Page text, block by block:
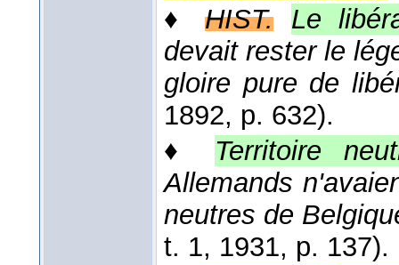
♦ HIST. Le
devait rester le
gloire pure de
1892, p. 632).
♦ Territoire
Allemands
neutres de
t. 1, 1931, p. 137).